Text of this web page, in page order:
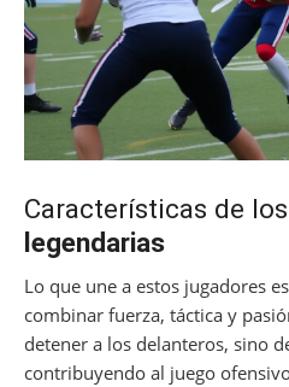
Características de los
legendarias
Lo que une a estos jugadores
combinar fuerza, táctica y
detener a los delanteros, sino
contribuyendo al juego